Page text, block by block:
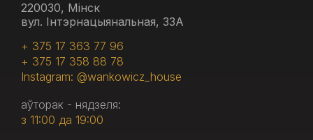
220030, Мінск
вул. Інтэрнацыянальная, 33А
+ 375 17 363 77 96
+ 375 17 358 88 78
Instagram: @wankowicz_house
аўторак - нядзеля:
з 11:00 да 19:00